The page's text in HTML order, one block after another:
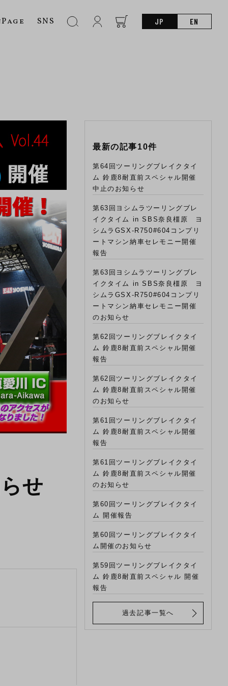
SNS JP EN
せ
最新の記事10件
第64回ツーリングブレイクタイ
ム 鈴鹿8耐直前スペシャル開催
中止のお知らせ
第63回ヨシムラツーリングブレ
イクタイム in SBS奈良橿原 ヨ
シムラGSX-R750#604コンプリ
ートマシン納車セレモニー開催
報告
第63回ヨシムラツーリングブレ
イクタイム in SBS奈良橿原 ヨ
シムラGSX-R750#604コンプリ
ートマシン納車セレモニー開催
のお知らせ
第62回ツーリングブレイクタイ
ム 鈴鹿8耐直前スペシャル開催
報告
第62回ツーリングブレイクタイ
ム 鈴鹿8耐直前スペシャル開催
のお知らせ
第61回ツーリングブレイクタイ
ム 鈴鹿8耐直前スペシャル開催
報告
第61回ツーリングブレイクタイ
ム 鈴鹿8耐直前スペシャル開催
のお知らせ
第60回ツーリングブレイクタイ
ム 開催報告
第60回ツーリングブレイクタイ
ム開催のお知らせ
第59回ツーリングブレイクタイ
ム 鈴鹿8耐直前スペシャル 開催
報告
過去記事一覧へ